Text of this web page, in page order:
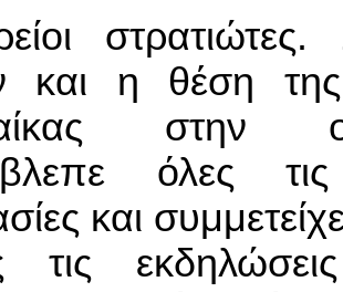
στρατιώτες.
και η θέση
στην
όλες τις
και
τις